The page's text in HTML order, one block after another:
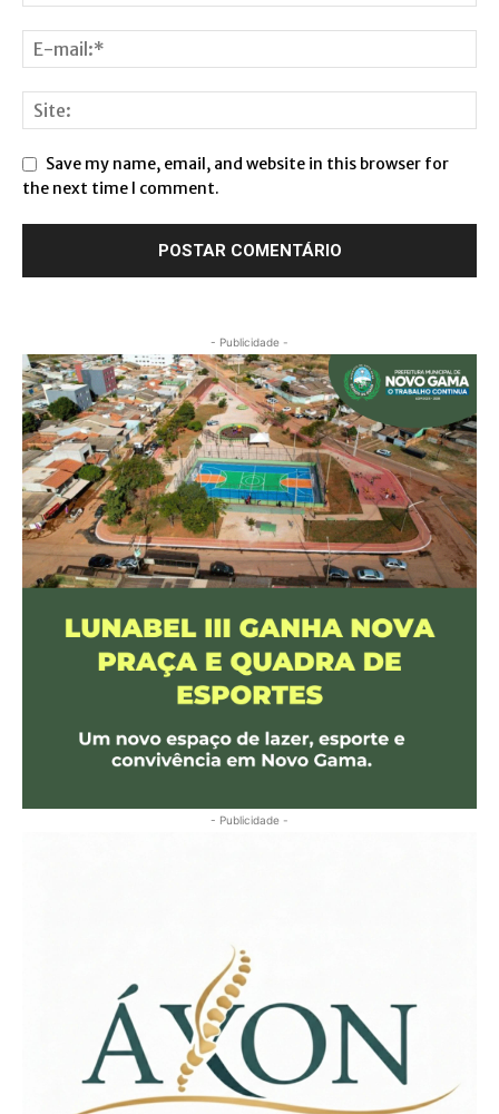
Save my name, email, and website in this browser for
the next time I comment.
- Publicidade -
- Publicidade -